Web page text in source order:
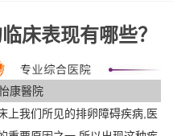
床表现有哪些？
康醫院
我们所见的排卵障碍疾病,医